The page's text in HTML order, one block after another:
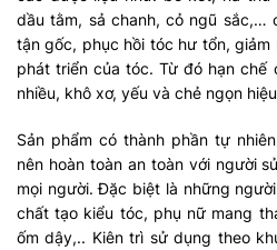
dầu tằm, sả chanh, cỏ ngũ sắc,…
tận gốc, phục hồi tóc hư tổn,
phát triển của tóc. Từ đó hạn
nhiều, khô xơ, yếu và chẻ ngọn
Sản phẩm có thành phần tự
nên hoàn toàn an toàn với người
mọi người. Đặc biệt là những
chất tạo kiểu tóc, phụ nữ mang
ốm dậy,.. Kiên trì sử dụng theo